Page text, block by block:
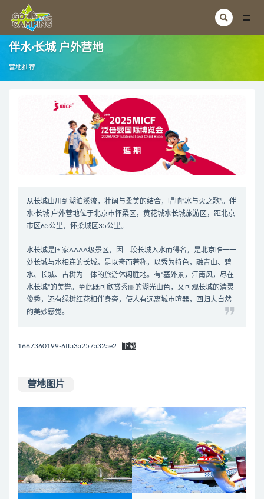
伴水·长城 户外营地
营地推荐
从长城山川到湖泊溪流，壮阔与柔美的结合，唱响“冰与火之歌”。伴
水·长城 户外营地位于北京市怀柔区，黄花城水长城旅游区，距北京
市区65公里，怀柔城区35公里。
水长城是国家AAAA级景区，因三段长城入水而得名，是北京唯一一
处长城与水相连的长城。是以奇而著称，以秀为特色，融青山、碧
水、长城、古树为一体的旅游休闲胜地。有“塞外景，江南风，尽在
水长城”的美誉。至此既可欣赏秀丽的湖光山色，又可观长城的清灵
俊秀，还有绿树红花相伴身旁，使人有远离城市喧器，回归大自然
的美妙感觉。
1667360199-6ffa3a257a32ae2 下载
营地图片